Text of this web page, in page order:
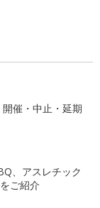
催・中止・延期
、アスレチック
ご紹介